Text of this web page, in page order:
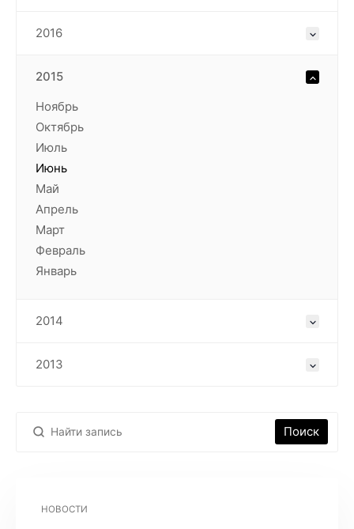
2016
2015
Ноябрь
Октябрь
Июль
Июнь
Май
Апрель
Март
Февраль
Январь
2014
2013
Поиск
НОВОСТИ